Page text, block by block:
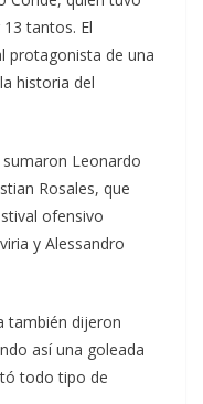
tantos. El
protagonista de una
historia del
Leonardo
Rosales, que
ofensivo
y Alessandro
también dijeron
así una goleada
todo tipo de